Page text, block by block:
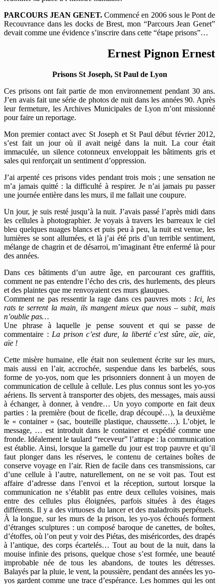
PARCOURS JEAN GENET. Commencé en 2006 sous le Pont de
Recouvrance dans les docks de Brest, mon “Parcours Jean Genet”
devait comme une évidence s’inscrire dans cette “étape prisons”…
Ernest Pignon Ernest
Prisons St Joseph, St Paul de Lyon
Ces prisons ont fait partie de mon environnement pendant 30 ans.
J’en avais fait une série de photos de nuit dans les années 90. Après
leur fermeture, les Archives Municipales de Lyon m’ont missionné
pour faire un reportage.
Mon premier contact avec St Joseph et St Paul début février 2012,
s’est fait un jour où il avait neigé dans la nuit. La cour était
immaculée, un silence cotonneux enveloppait les bâtiments gris et
sales qui renforçait un sentiment d’oppression.
J’ai arpenté ces prisons vides pendant trois mois ; une sensation ne
m’a jamais quitté : la difficulté à respirer. Je n’ai jamais pu passer
une journée entière dans les murs, il me fallait une coupure.
Un jour, je suis resté jusqu’à la nuit. J’avais passé l’après midi dans
les cellules à photographier. Je voyais à travers les barreaux le ciel
bleu quelques nuages blancs et puis peu à peu, la nuit est venue, les
lumières se sont allumées, et là j’ai été pris d’un terrible sentiment,
mélange de chagrin et de désarroi, m’imaginant être enfermé là pour
des années.
Dans ces bâtiments d’un autre âge, en parcourant ces graffitis,
comment ne pas entendre l’écho des cris, des hurlements, des pleurs
et des plaintes que me renvoyaient ces murs glauques.
Comment ne pas ressentir la rage dans ces pauvres mots : Ici, les
rats te serrent la main, ils mangent mieux que nous – subit, mais
n’oublie pas…
Une phrase à laquelle je pense souvent et qui se passe de
commentaire : La prison c’est dure, la liberté c’est sûre, aïe, aïe,
aïe !
Cette misère humaine, elle était non seulement écrite sur les murs,
mais aussi en l’air, accrochée, suspendue dans les barbelés, sous
forme de yo-yos, nom que les prisonniers donnent à un moyen de
communication de cellule à cellule. Les plus connus sont les yo-yos
aériens. Ils servent à transporter des objets, des messages, mais aussi
à échanger, à donner, à vendre… Un yoyo comporte en fait deux
parties : la première (bout de ficelle, drap découpé…), la deuxième
le « container » (sac, bouteille plastique, chaussette…). L’objet, le
message, … est introduit dans le container et expédié comme une
fronde. Idéalement le taulard “receveur” l’attrape : la communication
est établie. Ainsi, lorsque la gamelle du jour est trop pauvre et qu’il
faut plonger dans les réserves, le contenu de certaines boîtes de
conserve voyage en l’air. Rien de facile dans ces transmissions, car
d’une cellule à l’autre, naturellement, on ne se voit pas. Tout est
affaire d’adresse dans l’envoi et la réception, surtout lorsque la
communication ne s’établit pas entre deux cellules voisines, mais
entre des cellules plus éloignées, parfois situées à des étages
différents. Il y a des virtuoses du lancer et des maladroits perpétuels.
À la longue, sur les murs de la prison, les yo-yos échoués forment
d’étranges sculptures : un composé baroque de canettes, de boîtes,
d’étoffes, où l’on peut y voir des Piétas, des miséricordes, des drapés
à l’antique, des corps écartelés… Tout au bout de la nuit, dans la
mouise infinie des prisons, quelque chose s’est formée, une beauté
improbable née de tous les abandons, de toutes les détresses.
Balayés par la pluie, le vent, la poussière, pendant des années les yo-
yos gardent comme une trace d’espérance. Les hommes qui les ont